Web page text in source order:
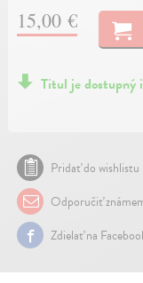
15,00 €
Titul je dostupný
Pridať do wishlistu
Odporučiť
Zdielať na